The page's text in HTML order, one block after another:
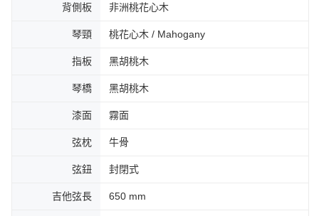
背側板 非洲桃花心木
琴頸 桃花心木 / Mahogany
指板 黑胡桃木
琴橋 黑胡桃木
漆面 霧面
弦枕 牛骨
弦鈕 封閉式
吉他弦長 650 mm